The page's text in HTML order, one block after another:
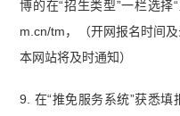
博的在“招生类型”一栏选择
m.cn/tm，（开网报名时间
本网站将及时通知）
9. 在“推免服务系统”获悉